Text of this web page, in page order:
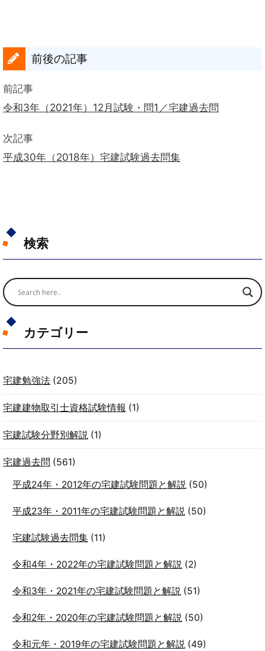
前後の記事
前記事
令和3年（2021年）12月試験・問1／宅建過去問
次記事
平成30年（2018年）宅建試験過去問集
検索
カテゴリー
宅建勉強法 (205)
宅建建物取引士資格試験情報 (1)
宅建試験分野別解説 (1)
宅建過去問 (561)
平成24年・2012年の宅建試験問題と解説(50)
平成23年・2011年の宅建試験問題と解説(50)
宅建試験過去問集(11)
令和4年・2022年の宅建試験問題と解説(2)
令和3年・2021年の宅建試験問題と解説(51)
令和2年・2020年の宅建試験問題と解説(50)
令和元年・2019年の宅建試験問題と解説(49)